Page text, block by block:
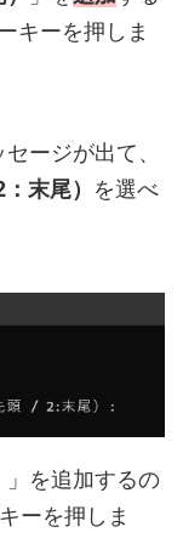
キーを押しま
ージが出て、
末尾） を選べ
」を追加するの
ーを押しま